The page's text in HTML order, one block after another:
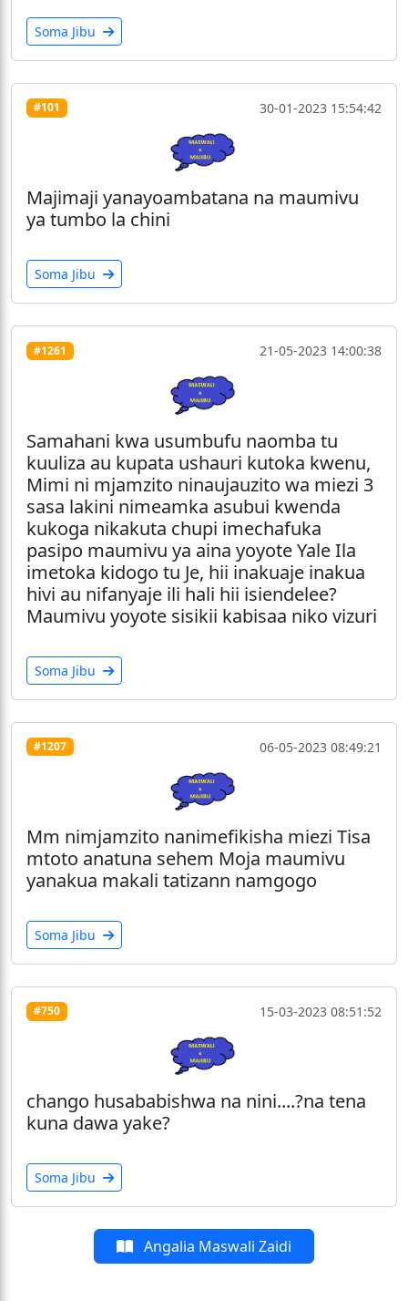
Soma Jibu
#101 30-01-2023 15:54:42
Majimaji yanayoambatana na maumivu
ya tumbo la chini
Soma Jibu
#1261 21-05-2023 14:00:38
Samahani kwa usumbufu naomba tu
kuuliza au kupata ushauri kutoka kwenu,
Mimi ni mjamzito ninaujauzito wa miezi 3
sasa lakini nimeamka asubui kwenda
kukoga nikakuta chupi imechafuka
pasipo maumivu ya aina yoyote Yale Ila
imetoka kidogo tu Je, hii inakuaje inakua
hivi au nifanyaje ili hali hii isiendelee?
Maumivu yoyote sisikii kabisaa niko vizuri
Soma Jibu
#1207 06-05-2023 08:49:21
Mm nimjamzito nanimefikisha miezi Tisa
mtoto anatuna sehem Moja maumivu
yanakua makali tatizann namgogo
Soma Jibu
#750 15-03-2023 08:51:52
chango husababishwa na nini....?na tena
kuna dawa yake?
Soma Jibu
Angalia Maswali Zaidi